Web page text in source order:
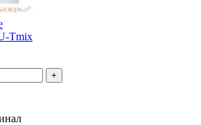
Tmix
+